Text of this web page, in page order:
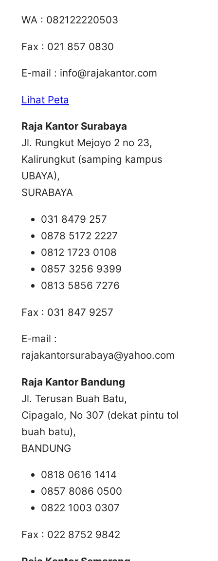
WA : 082122220503
Fax : 021 857 0830
E-mail : info@rajakantor.com
Lihat Peta
Raja Kantor Surabaya
Jl. Rungkut Mejoyo 2 no 23,
Kalirungkut (samping kampus
UBAYA),
SURABAYA
031 8479 257
0878 5172 2227
0812 1723 0108
0857 3256 9399
0813 5856 7276
Fax : 031 847 9257
E-mail :
rajakantorsurabaya@yahoo.com
Raja Kantor Bandung
Jl. Terusan Buah Batu,
Cipagalo, No 307 (dekat pintu tol
buah batu),
BANDUNG
0818 0616 1414
0857 8086 0500
0822 1003 0307
Fax : 022 8752 9842